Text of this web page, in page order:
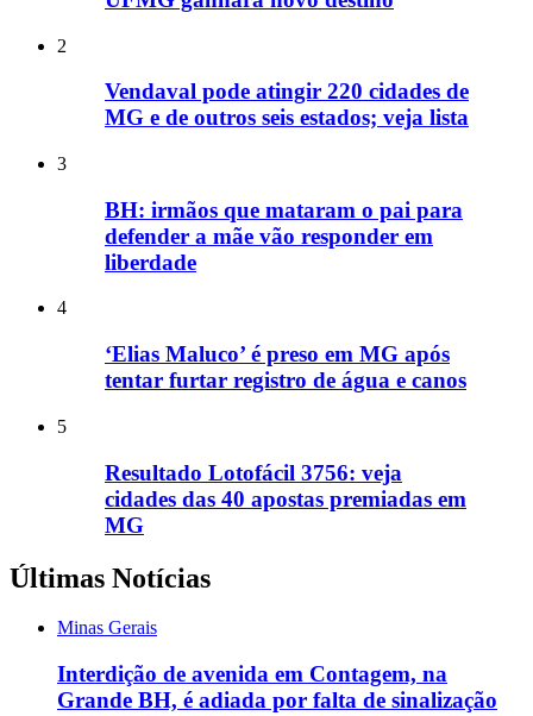
2
Vendaval pode atingir 220 cidades de
MG e de outros seis estados; veja lista
3
BH: irmãos que mataram o pai para
defender a mãe vão responder em
liberdade
4
‘Elias Maluco’ é preso em MG após
tentar furtar registro de água e canos
5
Resultado Lotofácil 3756: veja
cidades das 40 apostas premiadas em
MG
Últimas Notícias
Minas Gerais
Interdição de avenida em Contagem, na
Grande BH, é adiada por falta de sinalização